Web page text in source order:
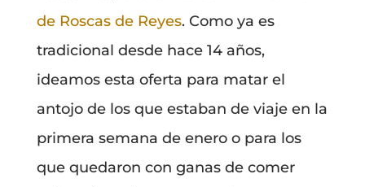
de Roscas de Reyes. Como ya es
tradicional desde hace 14 años,
ideamos esta oferta para matar el
antojo de los que estaban de viaje en la
primera semana de enero o para los
que quedaron con ganas de comer